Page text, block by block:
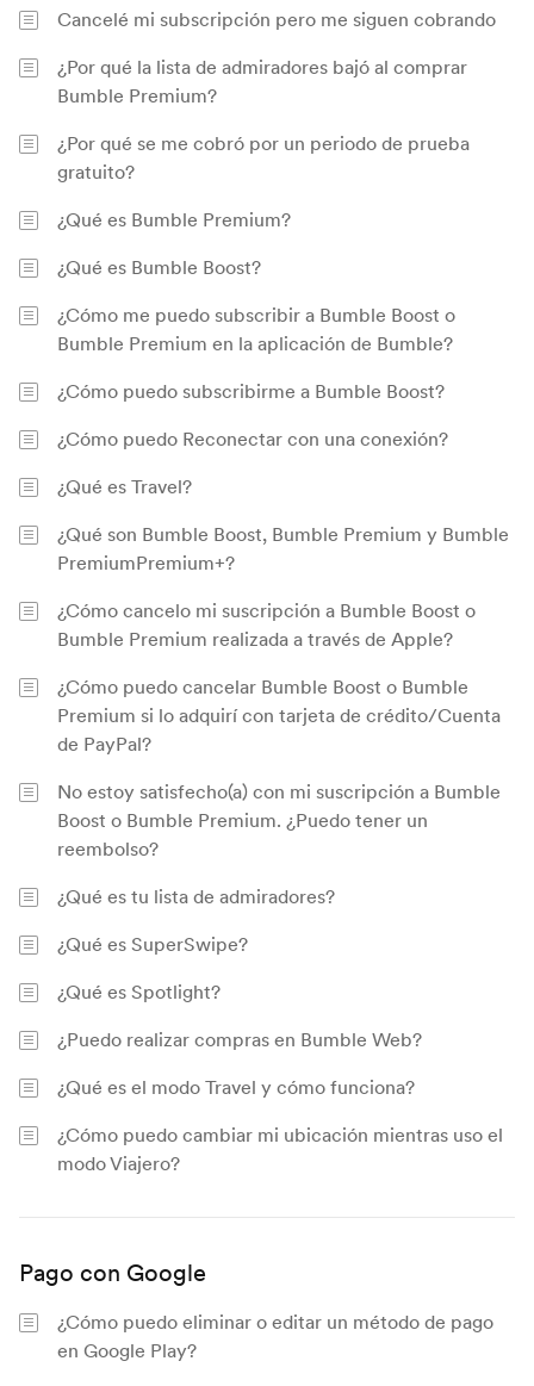
Cancelé mi subscripción pero me siguen cobrando
¿Por qué la lista de admiradores bajó al comprar
Bumble Premium?
¿Por qué se me cobró por un periodo de prueba
gratuito?
¿Qué es Bumble Premium?
¿Qué es Bumble Boost?
¿Cómo me puedo subscribir a Bumble Boost o
Bumble Premium en la aplicación de Bumble?
¿Cómo puedo subscribirme a Bumble Boost?
¿Cómo puedo Reconectar con una conexión?
¿Qué es Travel?
¿Qué son Bumble Boost, Bumble Premium y Bumble
PremiumPremium+?
¿Cómo cancelo mi suscripción a Bumble Boost o
Bumble Premium realizada a través de Apple?
¿Cómo puedo cancelar Bumble Boost o Bumble
Premium si lo adquirí con tarjeta de crédito/Cuenta
de PayPal?
No estoy satisfecho(a) con mi suscripción a Bumble
Boost o Bumble Premium. ¿Puedo tener un
reembolso?
¿Qué es tu lista de admiradores?
¿Qué es SuperSwipe?
¿Qué es Spotlight?
¿Puedo realizar compras en Bumble Web?
¿Qué es el modo Travel y cómo funciona?
¿Cómo puedo cambiar mi ubicación mientras uso el
modo Viajero?
Pago con Google
¿Cómo puedo eliminar o editar un método de pago
en Google Play?